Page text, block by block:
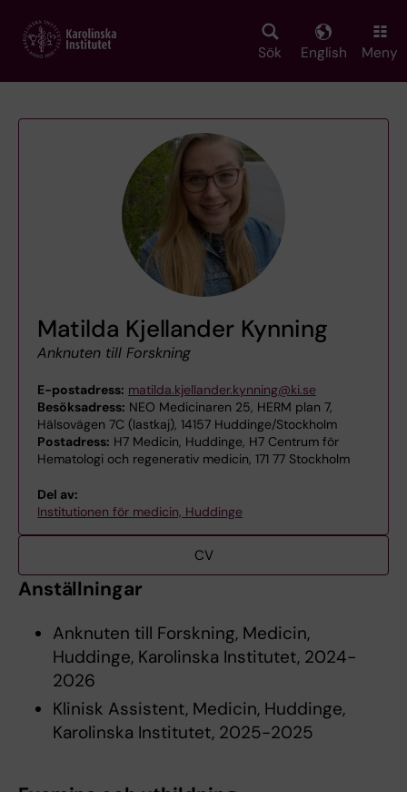
main
Sök English Meny
Matilda Kjellander Kynning
Anknuten till Forskning
E-postadress: matilda.kjellander.kynning@ki.se
Besöksadress: NEO Medicinaren 25, HERM plan 7,
Hälsovägen 7C (lastkaj), 14157 Huddinge/Stockholm
Postadress: H7 Medicin, Huddinge, H7 Centrum för
Hematologi och regenerativ medicin, 171 77 Stockholm
Del av:
Institutionen för medicin, Huddinge
CV
Anställningar
Anknuten till Forskning, Medicin,
Huddinge, Karolinska Institutet, 2024-
2026
Klinisk Assistent, Medicin, Huddinge,
Karolinska Institutet, 2025-2025